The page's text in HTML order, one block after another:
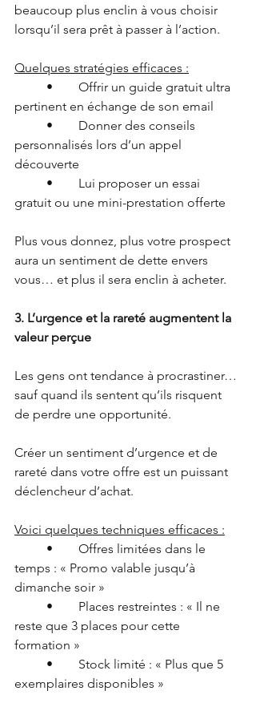
beaucoup plus enclin à vous choisir
lorsqu’il sera prêt à passer à l’action.
Quelques stratégies efficaces :
pertinent en échange de son email
personnalisés lors d’un appel
découverte
gratuit ou une mini-prestation offerte
Plus vous donnez, plus votre prospect
aura un sentiment de dette envers
vous… et plus il sera enclin à acheter.
3. L’urgence et la rareté augmentent la
valeur perçue
Les gens ont tendance à procrastiner…
sauf quand ils sentent qu’ils risquent
de perdre une opportunité.
Créer un sentiment d’urgence et de
rareté dans votre offre est un puissant
déclencheur d’achat.
Voici quelques techniques efficaces :
temps : « Promo valable jusqu’à
dimanche soir »
reste que 3 places pour cette
formation »
exemplaires disponibles »